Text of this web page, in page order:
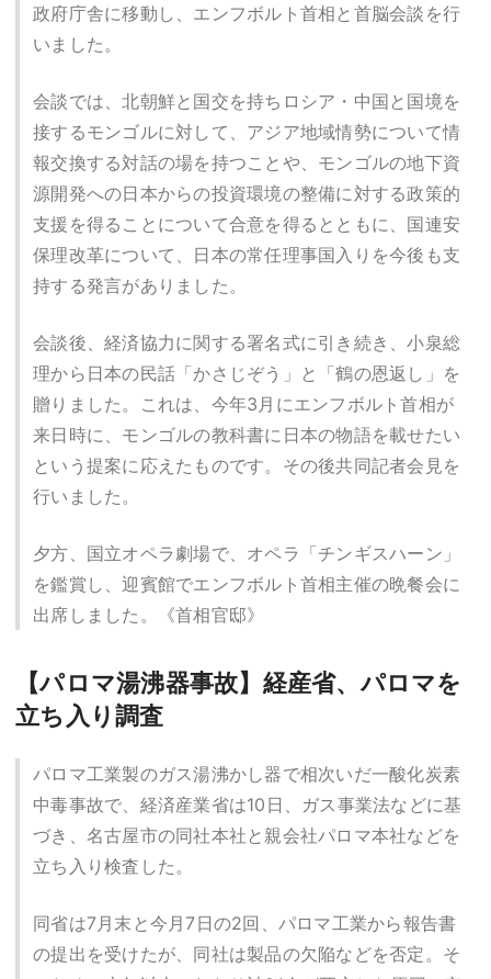
政府庁舎に移動し、エンフボルト首相と首脳会談を行
いました。
会談では、北朝鮮と国交を持ちロシア・中国と国境を
接するモンゴルに対して、アジア地域情勢について情
報交換する対話の場を持つことや、モンゴルの地下資
源開発への日本からの投資環境の整備に対する政策的
支援を得ることについて合意を得るとともに、国連安
保理改革について、日本の常任理事国入りを今後も支
持する発言がありました。
会談後、経済協力に関する署名式に引き続き、小泉総
理から日本の民話「かさじぞう」と「鶴の恩返し」を
贈りました。これは、今年3月にエンフボルト首相が
来日時に、モンゴルの教科書に日本の物語を載せたい
という提案に応えたものです。その後共同記者会見を
行いました。
夕方、国立オペラ劇場で、オペラ「チンギスハーン」
を鑑賞し、迎賓館でエンフボルト首相主催の晩餐会に
出席しました。《首相官邸》
【パロマ湯沸器事故】経産省、パロマを
立ち入り調査
パロマ工業製のガス湯沸かし器で相次いだ一酸化炭素
中毒事故で、経済産業省は10日、ガス事業法などに基
づき、名古屋市の同社本社と親会社パロマ本社などを
立ち入り検査した。
同省は7月末と今月7日の2回、パロマ工業から報告書
の提出を受けたが、同社は製品の欠陥などを否定。そ